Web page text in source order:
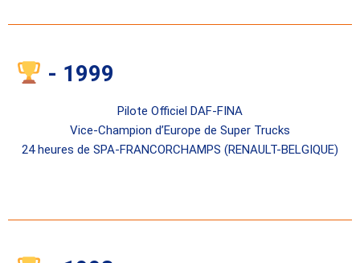
- 1999
Pilote Officiel DAF-FINA
Vice-Champion d’Europe de Super Trucks
24 heures de SPA-FRANCORCHAMPS (RENAULT-BELGIQUE)